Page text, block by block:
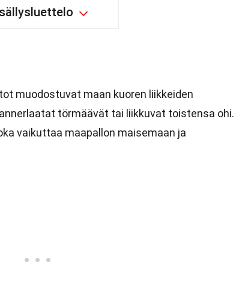
muodostuvat maan kuoren liikkeiden
törmäävät tai liikkuvat toistensa ohi.
vaikuttaa maapallon maisemaan ja